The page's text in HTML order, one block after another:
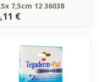
7,5cm 12 36038
€